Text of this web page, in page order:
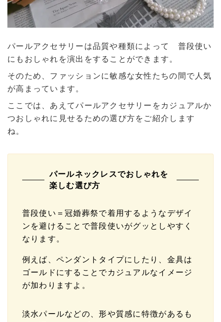
パールアクセサリーは品質や種類によって 普段使い
にもおしゃれを演出をすることができます。
そのため、ファッションに敏感な女性たちの間で人気
が高まっています。
ここでは、あえてパールアクセサリーをカジュアルか
つおしゃれに見せるための選び方をご紹介します
ね。
パールネックレスでおしゃれを
楽しむ選び方
普段使い＝冠婚葬祭で着用するようなデザイ
ンを避けることで普段使いがグッとしやすく
なります。
例えば、ペンダントタイプにしたり、金具は
ゴールドにすることでカジュアルなイメージ
が加わりますよ。
淡水パールなどの、形や質感に特徴があるも